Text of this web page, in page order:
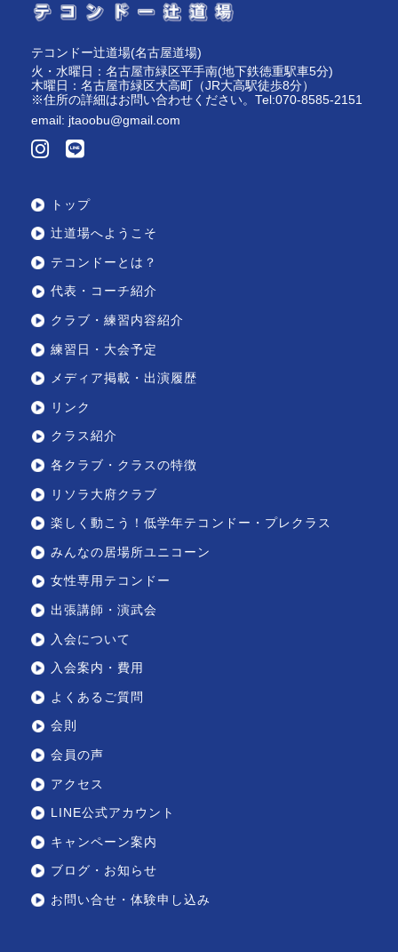
テコンドー辻道場(名古屋道場)
火・水曜日：名古屋市緑区平手南(地下鉄徳重駅車5分)
木曜日：名古屋市緑区大高町（JR大高駅徒歩8分）
※住所の詳細はお問い合わせください。Tel:070-8585-2151
email: jtaoobu@gmail.com
トップ
辻道場へようこそ
テコンドーとは？
代表・コーチ紹介
クラブ・練習内容紹介
練習日・大会予定
メディア掲載・出演履歴
リンク
クラス紹介
各クラブ・クラスの特徴
リソラ大府クラブ
楽しく動こう！低学年テコンドー・プレクラス
みんなの居場所ユニコーン
女性専用テコンドー
出張講師・演武会
入会について
入会案内・費用
よくあるご質問
会則
会員の声
アクセス
LINE公式アカウント
キャンペーン案内
ブログ・お知らせ
お問い合せ・体験申し込み